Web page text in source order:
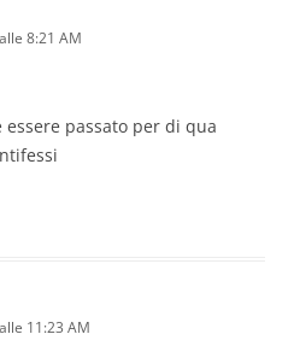
8:21 AM
essere passato per di qua
11:23 AM